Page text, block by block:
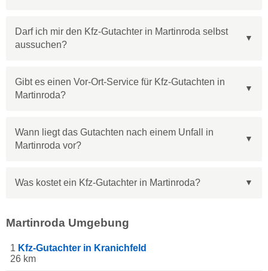
Darf ich mir den Kfz-Gutachter in Martinroda selbst
aussuchen?
Gibt es einen Vor-Ort-Service für Kfz-Gutachten in
Martinroda?
Wann liegt das Gutachten nach einem Unfall in
Martinroda vor?
Was kostet ein Kfz-Gutachter in Martinroda?
Martinroda Umgebung
1 Kfz-Gutachter in Kranichfeld
26 km